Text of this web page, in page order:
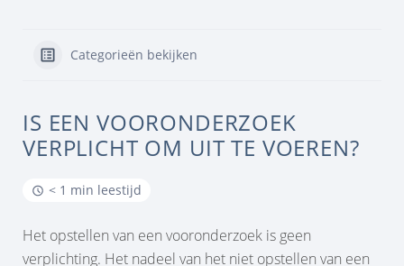
Categorieën bekijken
IS EEN VOORONDERZOEK
VERPLICHT OM UIT TE VOEREN?
< 1 min leestijd
Het opstellen van een vooronderzoek is geen
verplichting. Het nadeel van het niet opstellen van een